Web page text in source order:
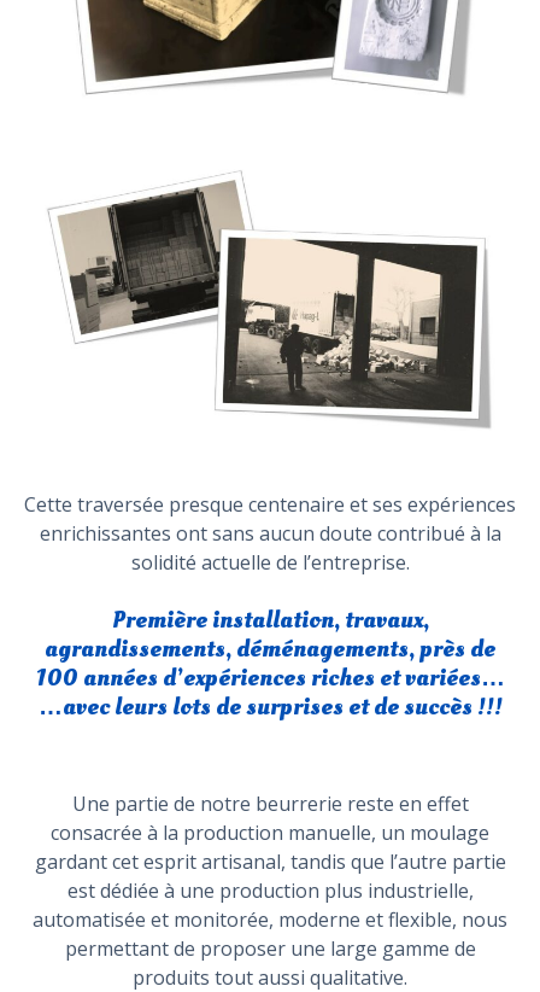
Cette traversée presque centenaire et ses expériences
enrichissantes ont sans aucun doute contribué à la
solidité actuelle de l’entreprise.
Première installation, travaux,
agrandissements, déménagements, près de
100 années d’expériences riches et variées…
…avec leurs lots de surprises et de succès !!!
Une partie de notre beurrerie reste en effet
consacrée à la production manuelle, un moulage
gardant cet esprit artisanal, tandis que l’autre partie
est dédiée à une production plus industrielle,
automatisée et monitorée, moderne et flexible, nous
permettant de proposer une large gamme de
produits tout aussi qualitative.